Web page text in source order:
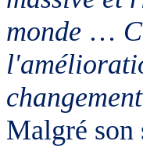
monde …
Malgré son